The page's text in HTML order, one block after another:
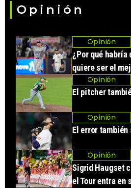
Opinión
Opinión
¿Por qué habría
quiere ser el
Opinión
El pitcher
Opinión
El error también
Opinión
Sigrid Haugset
el Tour entra en